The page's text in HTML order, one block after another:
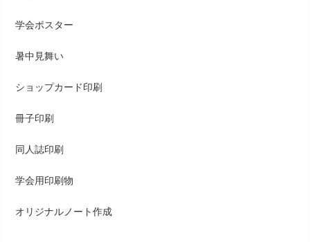
学会ポスター
暑中見舞い
ショップカード印刷
冊子印刷
同人誌印刷
学会用印刷物
オリジナルノート作成